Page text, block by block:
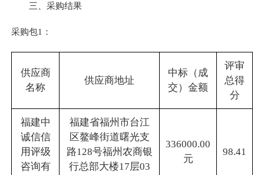
三、采购结果
采购包1：
供应商
名称
供应商地址
中标（成
交）金额
评审
总得
分
福建中
诚信信
用评级
咨询有
福建省福州市台江
区鳌峰街道曙光支
路128号福州农商银
行总部大楼17层03
336000.00
元
98.41